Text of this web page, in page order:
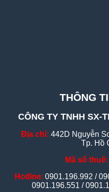
THÔNG
CÔNG TY TNHH SX-
Địa chỉ: 442D Nguyễn
Tp. Hồ
Mã số thuế:
Hotline: 0901.196.992 /
0901.196.551 /